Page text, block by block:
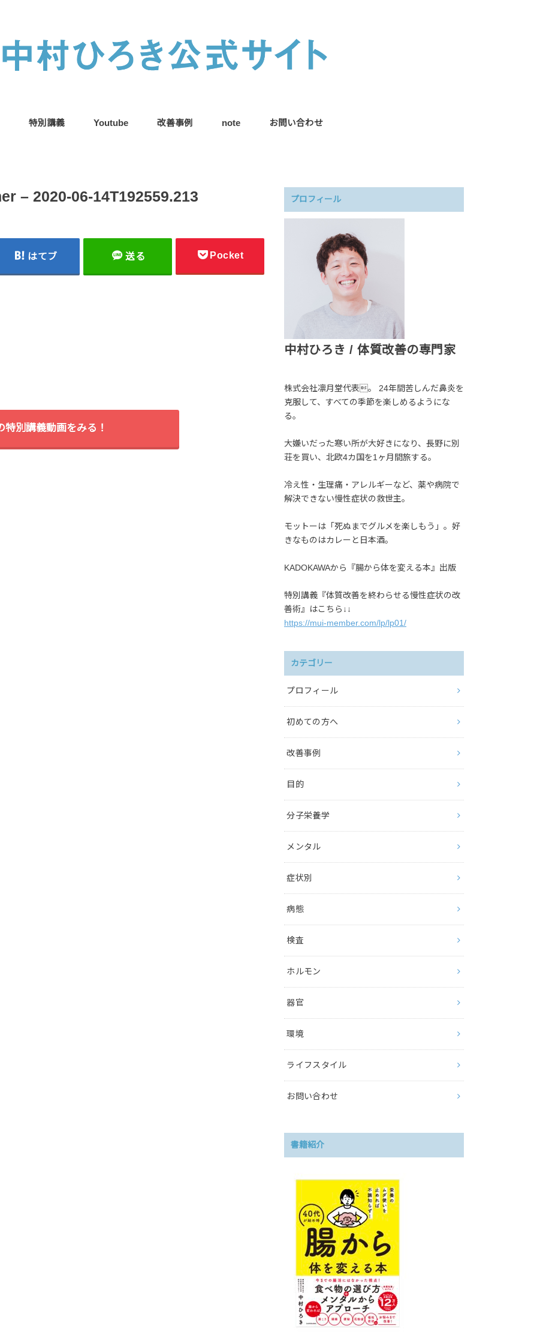
特別講義 Youtube 改善事例 note お問い合わせ
– 2020-06-14T192559.213
はてブ 送る Pocket
特別講義動画をみる！
プロフィール
中村ひろき / 体質改善の専門家
株式会社凛月堂代表。 24年間苦しんだ鼻炎を
克服して、すべての季節を楽しめるようにな
る。
大嫌いだった寒い所が大好きになり、長野に別
荘を買い、北欧4カ国を1ヶ月間旅する。
冷え性・生理痛・アレルギーなど、薬や病院で
解決できない慢性症状の救世主。
モットーは「死ぬまでグルメを楽しもう」。好
きなものはカレーと日本酒。
KADOKAWAから『腸から体を変える本』出版
特別講義『体質改善を終わらせる慢性症状の改
善術』はこちら↓↓
https://mui-member.com/lp/lp01/
カテゴリー
プロフィール
初めての方へ
改善事例
目的
分子栄養学
メンタル
症状別
病態
検査
ホルモン
器官
環境
ライフスタイル
お問い合わせ
書籍紹介